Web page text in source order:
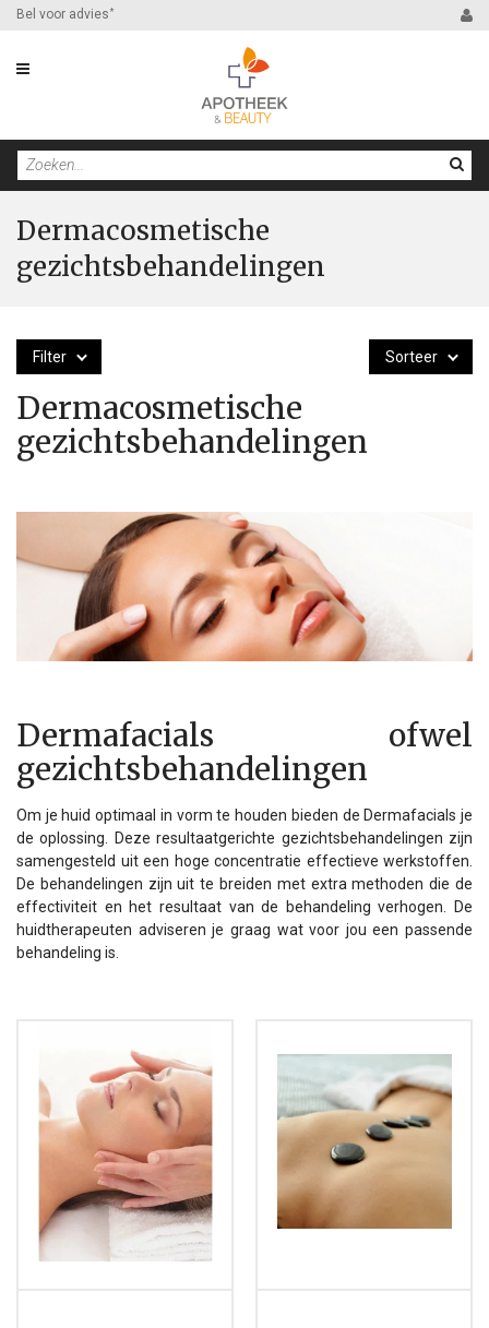
Bel voor advies *
Dermacosmetische
gezichtsbehandelingen
Filter Sorteer
Dermacosmetische
gezichtsbehandelingen
Dermafacials ofwel
gezichtsbehandelingen
Om je huid optimaal in vorm te houden bieden de Dermafacials je
de oplossing. Deze resultaatgerichte gezichtsbehandelingen zijn
samengesteld uit een hoge concentratie effectieve werkstoffen.
De behandelingen zijn uit te breiden met extra methoden die de
effectiviteit en het resultaat van de behandeling verhogen. De
huidtherapeuten adviseren je graag wat voor jou een passende
behandeling is.